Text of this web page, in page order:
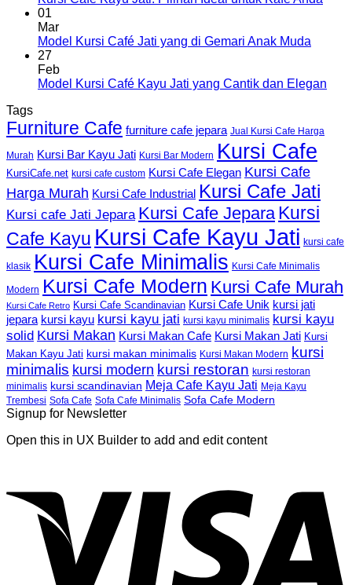
01
Mar
Model Kursi Café Jati yang di Gemari Anak Muda
27
Feb
Model Kursi Café Kayu Jati yang Cantik dan Elegan
Tags
Furniture Cafe furniture cafe jepara Jual Kursi Cafe Harga
Murah Kursi Bar Kayu Jati Kursi Bar Modern Kursi Cafe
KursiCafe.net kursi cafe custom Kursi Cafe Elegan Kursi Cafe
Harga Murah Kursi Cafe Industrial Kursi Cafe Jati
Kursi cafe Jati Jepara Kursi Cafe Jepara Kursi
Cafe Kayu Kursi Cafe Kayu Jati kursi cafe
klasik Kursi Cafe Minimalis Kursi Cafe Minimalis
Modern Kursi Cafe Modern Kursi Cafe Murah
Kursi Cafe Retro Kursi Cafe Scandinavian Kursi Cafe Unik kursi jati
jepara kursi kayu kursi kayu jati kursi kayu minimalis kursi kayu
solid Kursi Makan Kursi Makan Cafe Kursi Makan Jati Kursi
Makan Kayu Jati kursi makan minimalis Kursi Makan Modern kursi
minimalis kursi modern kursi restoran kursi restoran
minimalis kursi scandinavian Meja Cafe Kayu Jati Meja Kayu
Trembesi Sofa Cafe Sofa Cafe Minimalis Sofa Cafe Modern
Signup for Newsletter
Open this in UX Builder to add and edit content